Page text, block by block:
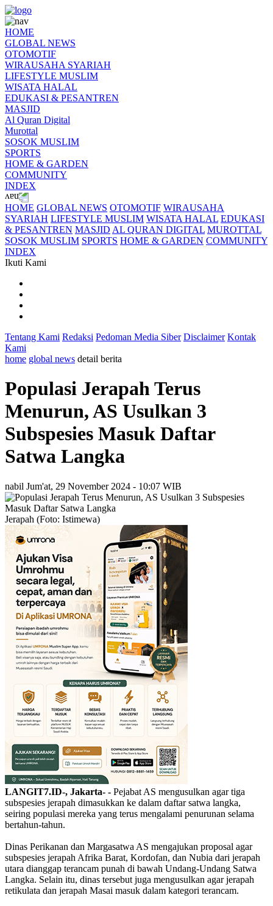
HOME
GLOBAL NEWS
OTOMOTIF
WIRAUSAHA SYARIAH
LIFESTYLE MUSLIM
WISATA HALAL
EDUKASI & PESANTREN
MASJID
Al Quran Digital
Murottal
SOSOK MUSLIM
SPORTS
HOME & GARDEN
COMMUNITY
INDEX
HOME GLOBAL NEWS OTOMOTIF WIRAUSAHA
SYARIAH LIFESTYLE MUSLIM WISATA HALAL EDUKASI
& PESANTREN MASJID AL QURAN DIGITAL MUROTTAL
SOSOK MUSLIM SPORTS HOME & GARDEN COMMUNITY
INDEX
Ikuti Kami
Tentang Kami Redaksi Pedoman Media Siber Disclaimer Kontak
Kami
home global news detail berita
Populasi Jerapah Terus
Menurun, AS Usulkan 3
Subspesies Masuk Daftar
Satwa Langka
nabil Jum'at, 29 November 2024 - 10:07 WIB
Jerapah (Foto: Istimewa)
LANGIT7.ID-, Jakarta- - Pejabat AS mengusulkan agar tiga
subspesies jerapah dimasukkan ke dalam daftar satwa langka,
seiring populasi mereka yang terus mengalami penurunan selama
bertahun-tahun.
Dinas Perikanan dan Margasatwa AS mengajukan proposal agar
subspesies jerapah Afrika Barat, Kordofan, dan Nubia dari jerapah
utara dianggap terancam punah di bawah Undang-Undang Satwa
Langka. Selain itu, dinas tersebut juga mengusulkan agar jerapah
retikulata dan jerapah Masai masuk dalam kategori terancam.